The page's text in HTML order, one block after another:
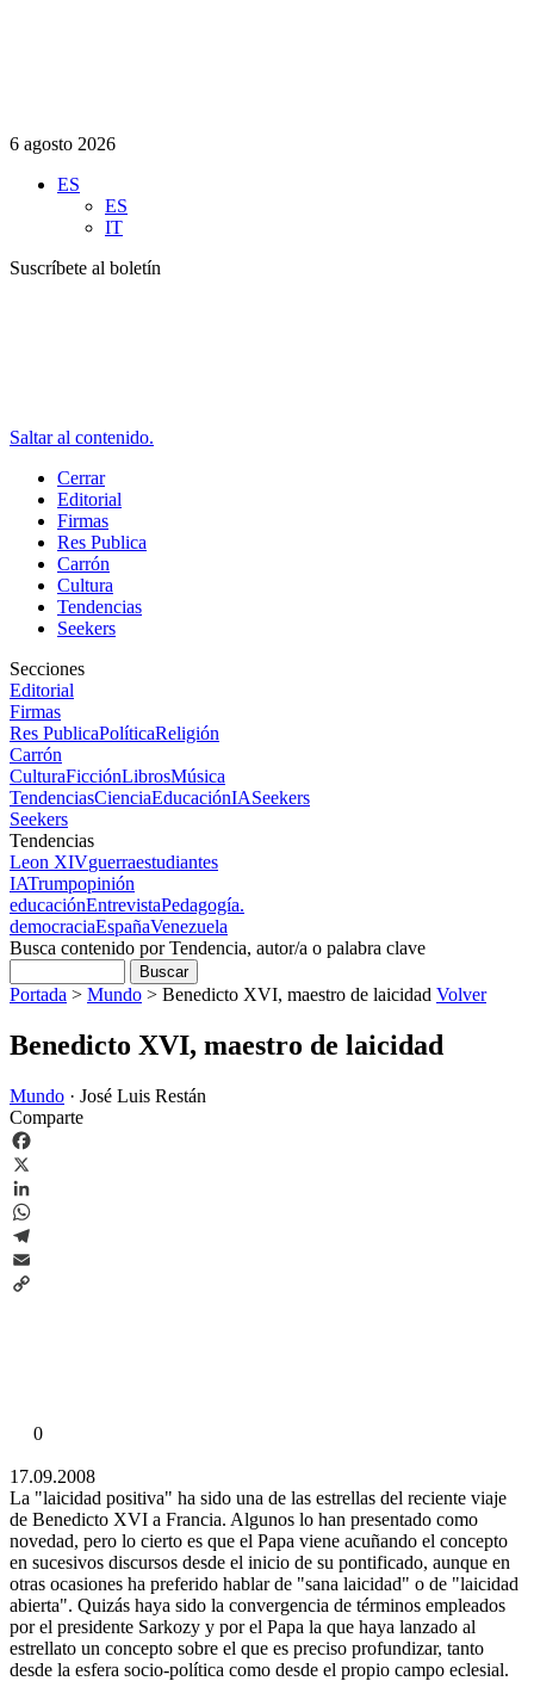
6 agosto 2026
ES
ES
IT
Suscríbete al boletín
Saltar al contenido.
Cerrar
Editorial
Firmas
Res Publica
Carrón
Cultura
Tendencias
Seekers
Secciones
Editorial
Firmas
Res PublicaPolíticaReligión
Carrón
CulturaFicciónLibrosMúsica
TendenciasCienciaEducaciónIASeekers
Seekers
Tendencias
Leon XIVguerraestudiantes
IATrumpopinión
educaciónEntrevistaPedagogía.
democraciaEspañaVenezuela
Busca contenido por Tendencia, autor/a o palabra clave
Portada > Mundo > Benedicto XVI, maestro de laicidad Volver
Benedicto XVI, maestro de laicidad
Mundo · José Luis Restán
Comparte
Facebook
X
LinkedIn
WhatsApp
Telegram
Email
0
17.09.2008
La "laicidad positiva" ha sido una de las estrellas del reciente viaje
de Benedicto XVI a Francia. Algunos lo han presentado como
novedad, pero lo cierto es que el Papa viene acuñando el concepto
en sucesivos discursos desde el inicio de su pontificado, aunque en
otras ocasiones ha preferido hablar de "sana laicidad" o de "laicidad
abierta". Quizás haya sido la convergencia de términos empleados
por el presidente Sarkozy y por el Papa la que haya lanzado al
estrellato un concepto sobre el que es preciso profundizar, tanto
desde la esfera socio-política como desde el propio campo eclesial.